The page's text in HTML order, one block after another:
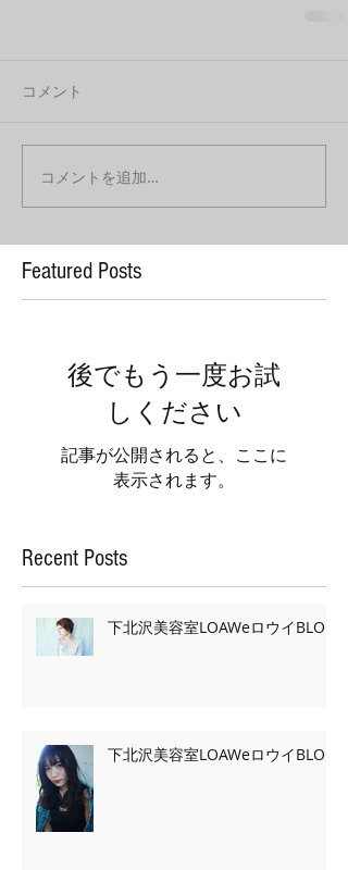
コメント
コメントを追加…
Featured Posts
後でもう一度お試
しください
記事が公開されると、ここに
表示されます。
Recent Posts
下北沢美容室LOAWeロウイBLOG
下北沢美容室LOAWeロウイBLOG